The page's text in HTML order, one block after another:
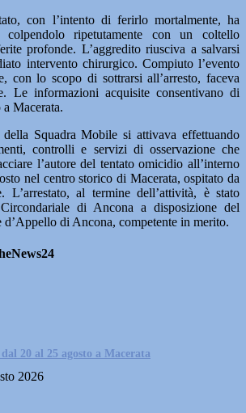
con l’intento di ferirlo mortalmente, ha
ripetutamente con un coltello
profonde. L’aggredito riusciva a salvarsi
intervento chirurgico. Compiuto l’evento
con lo scopo di sottrarsi all’arresto, faceva
Le informazioni acquisite consentivano di
Macerata.
Squadra Mobile si attivava effettuando
controlli e servizi di osservazione che
l’autore del tentato omicidio all’interno
nel centro storico di Macerata, ospitato da
L’arrestato, al termine dell’attività, è stato
di Ancona a disposizione del
d’Appello di Ancona, competente in merito.
20 al 25 agosto a Macerata
2026